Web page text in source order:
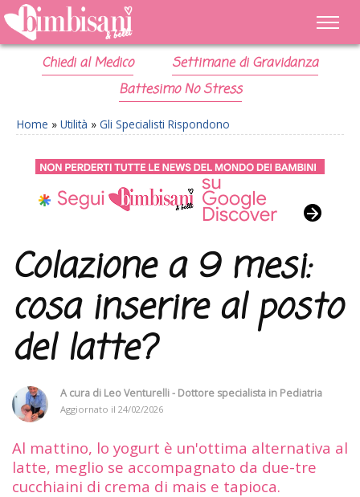
Chiedi al Medico
Settimane di Gravidanza
Battesimo No Stress
Home » Utilità » Gli Specialisti Rispondono
Colazione a 9 mesi:
cosa inserire al posto
del latte?
A cura di Leo Venturelli - Dottore specialista in Pediatria
Aggiornato il 24/02/2026
Al mattino, lo yogurt è un'ottima alternativa al
latte, meglio se accompagnato da due-tre
cucchiaini di crema di mais e tapioca.